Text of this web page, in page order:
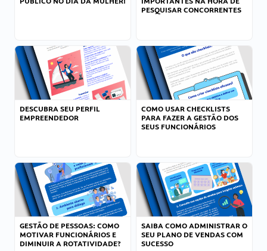
PESQUISAR CONCORRENTES
DESCUBRA SEU PERFIL
EMPREENDEDOR
COMO USAR CHECKLISTS
PARA FAZER A GESTÃO DOS
SEUS FUNCIONÁRIOS
GESTÃO DE PESSOAS: COMO
MOTIVAR FUNCIONÁRIOS E
DIMINUIR A ROTATIVIDADE?
SAIBA COMO ADMINISTRAR O
SEU PLANO DE VENDAS COM
SUCESSO